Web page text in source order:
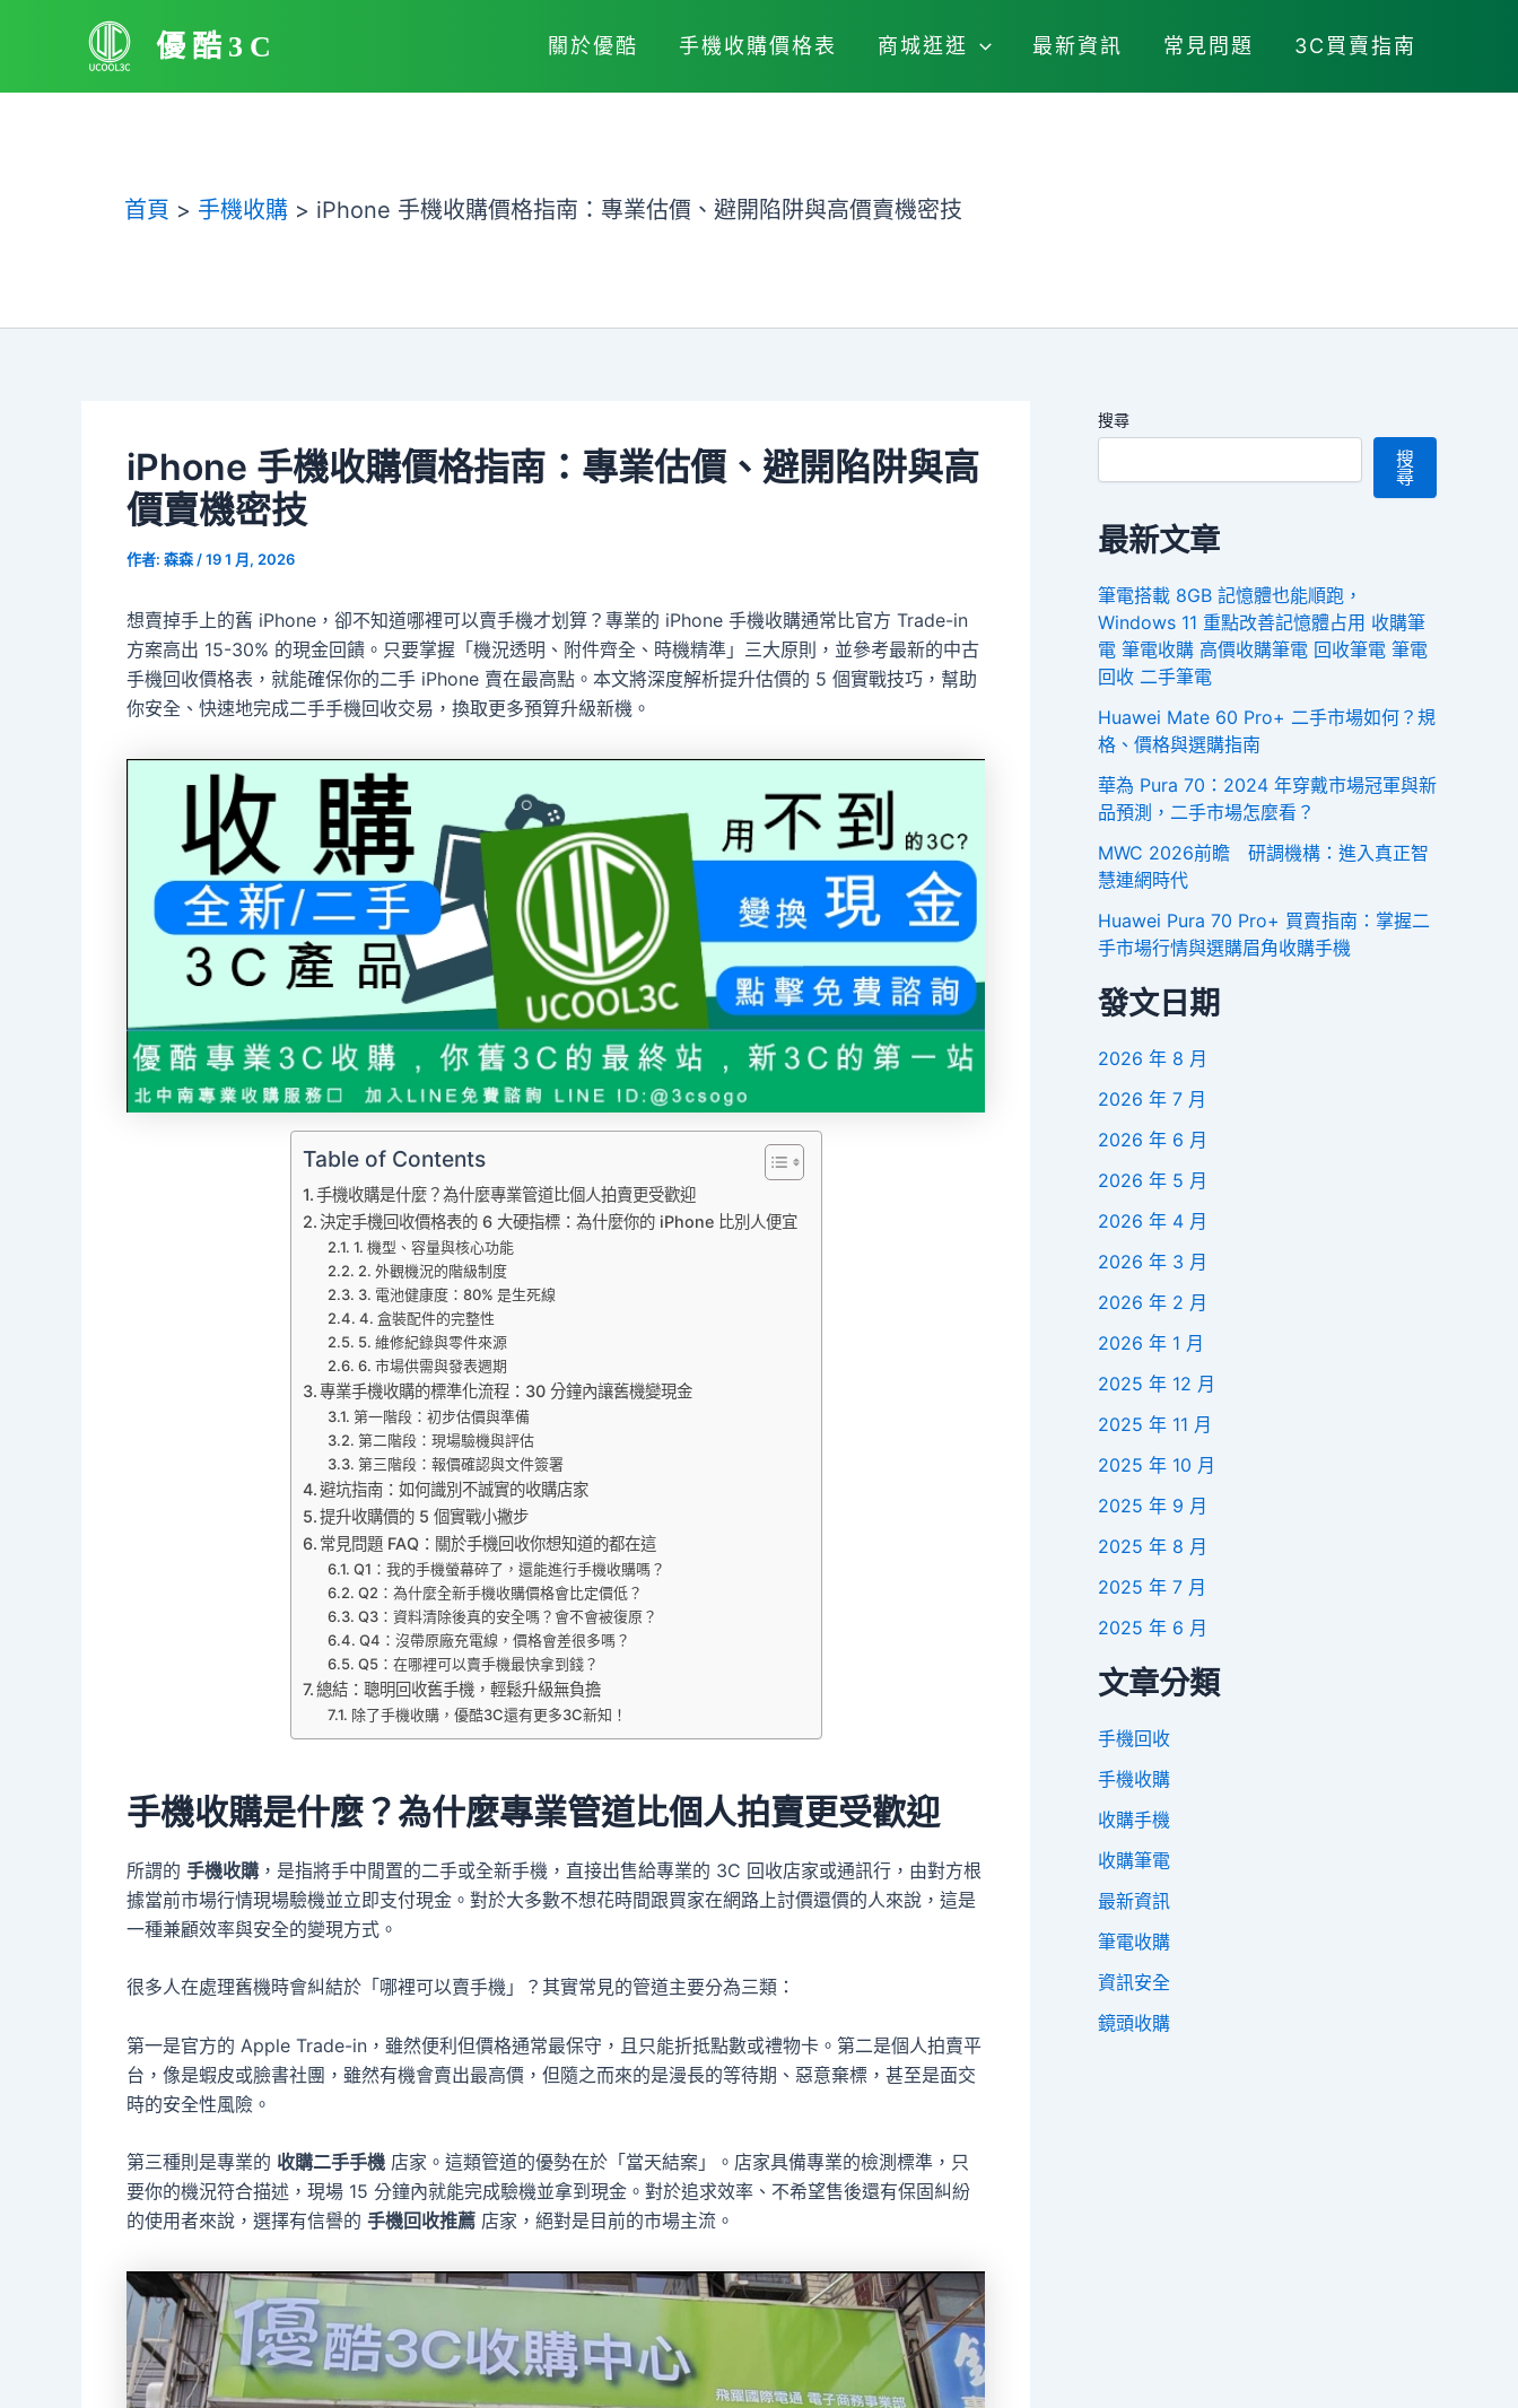
優酷3C 關於優酷 手機收購價格表 商城逛逛 最新資訊 常見問題 3C買賣指南
首頁 手機收購 iPhone 手機收購價格指南：專業估價、避開陷阱與高價賣機密技
iPhone 手機收購價格指南：專業估價、避開陷阱與高
價賣機密技
作者: 森森 /19 1 月, 2026
想賣掉手上的舊 iPhone，卻不知道哪裡可以賣手機才划算？專業的 iPhone 手機收購通常比官方 Trade-in
方案高出 15-30% 的現金回饋。只要掌握「機況透明、附件齊全、時機精準」三大原則，並參考最新的中古
手機回收價格表，就能確保你的二手 iPhone 賣在最高點。本文將深度解析提升估價的 5 個實戰技巧，幫助
你安全、快速地完成二手手機回收交易，換取更多預算升級新機。
Table of Contents
手機收購是什麼？為什麼專業管道比個人拍賣更受歡迎
決定手機回收價格表的 6 大硬指標：為什麼你的 iPhone 比別人便宜
1. 機型、容量與核心功能
2. 外觀機況的階級制度
3. 電池健康度：80% 是生死線
4. 盒裝配件的完整性
5. 維修紀錄與零件來源
6. 市場供需與發表週期
專業手機收購的標準化流程：30 分鐘內讓舊機變現金
第一階段：初步估價與準備
第二階段：現場驗機與評估
第三階段：報價確認與文件簽署
避坑指南：如何識別不誠實的收購店家
提升收購價的 5 個實戰小撇步
常見問題 FAQ：關於手機回收你想知道的都在這
Q1：我的手機螢幕碎了，還能進行手機收購嗎？
Q2：為什麼全新手機收購價格會比定價低？
Q3：資料清除後真的安全嗎？會不會被復原？
Q4：沒帶原廠充電線，價格會差很多嗎？
Q5：在哪裡可以賣手機最快拿到錢？
總結：聰明回收舊手機，輕鬆升級無負擔
除了手機收購，優酷3C還有更多3C新知！
手機收購是什麼？為什麼專業管道比個人拍賣更受歡迎
所謂的 手機收購 ，是指將手中閒置的二手或全新手機，直接出售給專業的 3C 回收店家或通訊行，由對方根
據當前市場行情現場驗機並立即支付現金。對於大多數不想花時間跟買家在網路上討價還價的人來說，這是
一種兼顧效率與安全的變現方式。
很多人在處理舊機時會糾結於「哪裡可以賣手機」？其實常見的管道主要分為三類：
第一是官方的 Apple Trade-in，雖然便利但價格通常最保守，且只能折抵點數或禮物卡。第二是個人拍賣平
台，像是蝦皮或臉書社團，雖然有機會賣出最高價，但隨之而來的是漫長的等待期、惡意棄標，甚至是面交
時的安全性風險。
第三種則是專業的 收購二手手機 店家。這類管道的優勢在於「當天結案」。店家具備專業的檢測標準，只
要你的機況符合描述，現場 15 分鐘內就能完成驗機並拿到現金。對於追求效率、不希望售後還有保固糾紛
的使用者來說，選擇有信譽的 手機回收推薦 店家，絕對是目前的市場主流。
搜尋
搜
尋
最新文章
筆電搭載 8GB 記憶體也能順跑，
Windows 11 重點改善記憶體占用 收購筆
電 筆電收購 高價收購筆電 回收筆電 筆電
回收 二手筆電
Huawei Mate 60 Pro+ 二手市場如何？規
格、價格與選購指南
華為 Pura 70：2024 年穿戴市場冠軍與新
品預測，二手市場怎麼看？
MWC 2026前瞻 研調機構：進入真正智
慧連網時代
Huawei Pura 70 Pro+ 買賣指南：掌握二
手市場行情與選購眉角收購手機
發文日期
2026 年 8 月
2026 年 7 月
2026 年 6 月
2026 年 5 月
2026 年 4 月
2026 年 3 月
2026 年 2 月
2026 年 1 月
2025 年 12 月
2025 年 11 月
2025 年 10 月
2025 年 9 月
2025 年 8 月
2025 年 7 月
2025 年 6 月
文章分類
手機回收
手機收購
收購手機
收購筆電
最新資訊
筆電收購
資訊安全
鏡頭收購